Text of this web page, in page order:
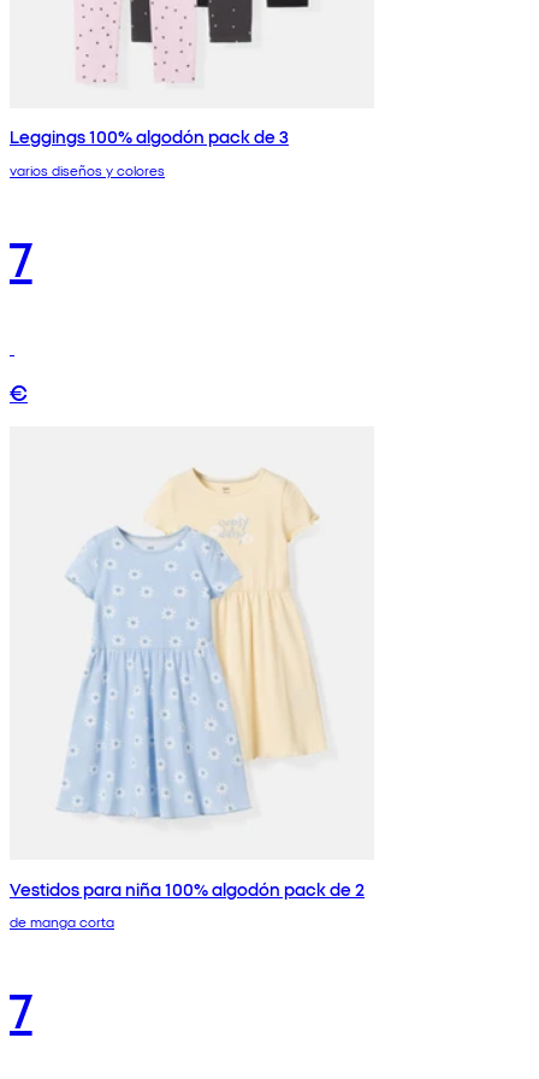
Leggings 100% algodón pack de 3
varios diseños y colores
7
€
Vestidos para niña 100% algodón pack de 2
de manga corta
7